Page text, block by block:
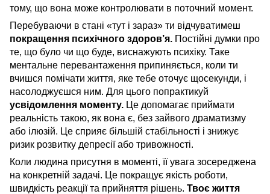
тому, що вона може контролювати в поточний момент.
Перебуваючи в стані «тут і зараз» ти відчуватимеш
покращення психічного здоров’я. Постійні думки про
те, що було чи що буде, виснажують психіку. Таке
ментальне перевантаження припиняється, коли ти
вчишся помічати життя, яке тебе оточує щосекунди, і
насолоджуєшся ним. Для цього попрактикуй
усвідомлення моменту. Це допомагає приймати
реальність такою, як вона є, без зайвого драматизму
або ілюзій. Це сприяє більшій стабільності і знижує
ризик розвитку депресії або тривожності.
Коли людина присутня в моменті, її увага зосереджена
на конкретній задачі. Це покращує якість роботи,
швидкість реакції та прийняття рішень. Твоє життя